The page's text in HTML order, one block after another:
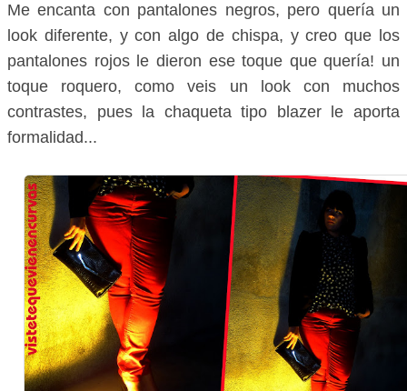
Me encanta con pantalones negros, pero quería un
look diferente, y con algo de chispa, y creo que los
pantalones rojos le dieron ese toque que quería! un
toque roquero, como veis un look con muchos
contrastes, pues la chaqueta tipo blazer le aporta
formalidad...